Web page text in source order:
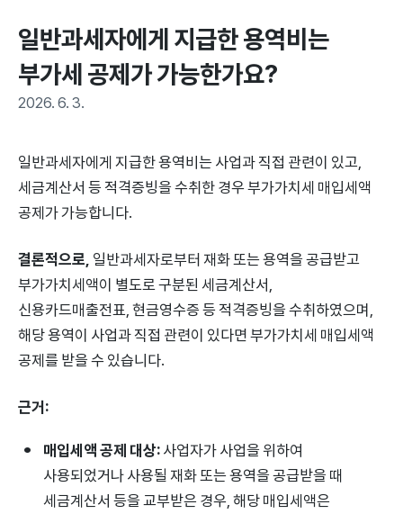
일반과세자에게 지급한 용역비는
부가세 공제가 가능한가요?
2026. 6. 3.
일반과세자에게 지급한 용역비는 사업과 직접 관련이 있고,
세금계산서 등 적격증빙을 수취한 경우 부가가치세 매입세액
공제가 가능합니다.
결론적으로, 일반과세자로부터 재화 또는 용역을 공급받고
부가가치세액이 별도로 구분된 세금계산서,
신용카드매출전표, 현금영수증 등 적격증빙을 수취하였으며,
해당 용역이 사업과 직접 관련이 있다면 부가가치세 매입세액
공제를 받을 수 있습니다.
근거:
매입세액 공제 대상:사업자가 사업을 위하여
사용되었거나 사용될 재화 또는 용역을 공급받을 때
세금계산서 등을 교부받은 경우, 해당 매입세액은